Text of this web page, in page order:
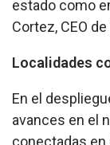
estado como
Cortez, CEO
Localidades
En el
avances en el
conectadas en